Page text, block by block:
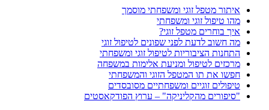
איתור מטפל זוגי ומשפחתי מוסמך
מהו טיפול זוגי ומשפחתי
איך בוחרים מטפל זוגי?
מה חשוב לדעת לפני שפונים לטיפול זוגי
התחנות הציבוריות לטיפול זוגי ומשפחתי
מרכזים לטיפול ומניעת אלימות במשפחה
חפשו את תו המטפל הזוגי והמשפחתי
טיפולים זוגיים ומשפחתיים מסובסדים
"סיפורים מהקליניקה" – ערוץ הפודקאסטים